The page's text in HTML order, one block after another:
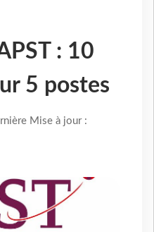
: 10
5 postes
Mise à jour :